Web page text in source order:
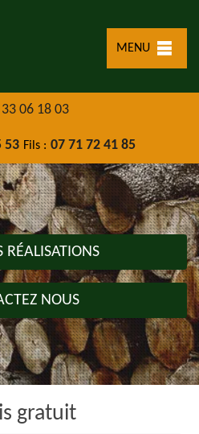
MENU
06 18 03
53 Fils : 07 71 72 41 85
RÉALISATIONS
NOUS
gratuit